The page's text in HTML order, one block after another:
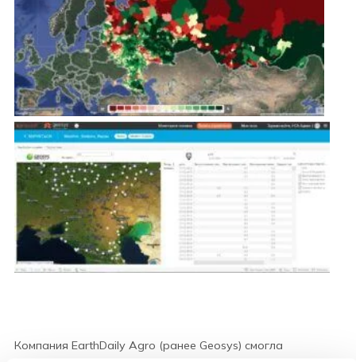
Компания EarthDaily Agro (ранее Geosys) смогла